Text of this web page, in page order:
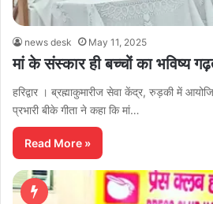
news desk May 11, 2025
मां के संस्कार ही बच्चों का भविष्य
हरिद्वार । ब्रह्माकुमारीज सेवा केंद्र, रुड़की में
प्रभारी बीके गीता ने कहा कि मां…
Read More »